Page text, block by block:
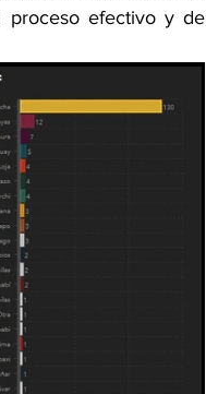
proceso efectivo y de